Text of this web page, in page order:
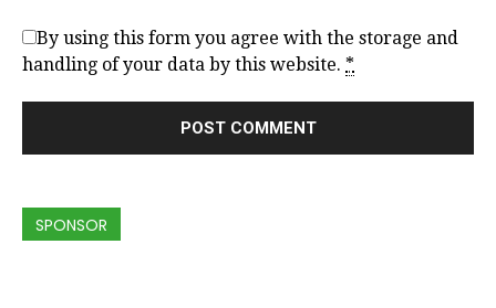
By using this form you agree with the storage and
handling of your data by this website. *
SPONSOR